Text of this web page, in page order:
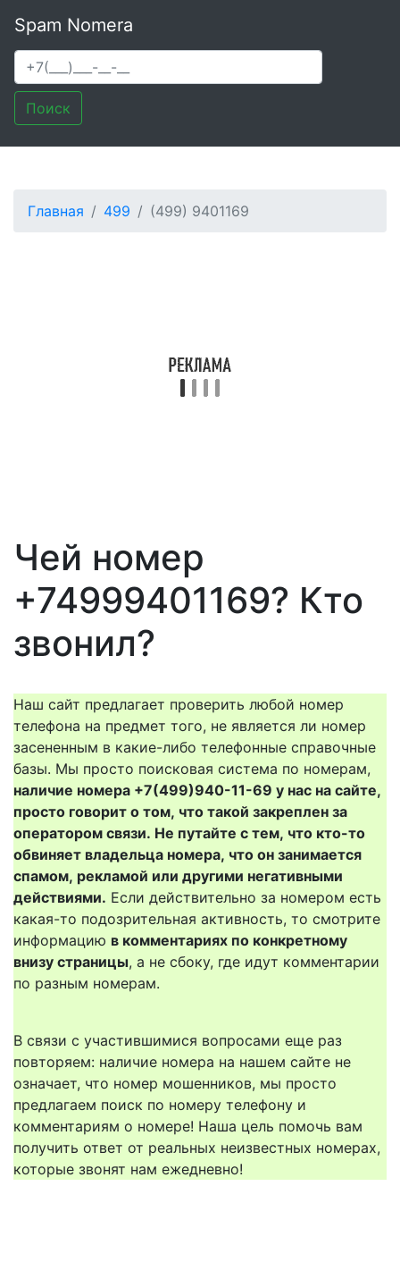
Spam Nomera
Поиск
Главная 499 (499) 9401169
Чей номер
+74999401169? Кто
звонил?
Наш сайт предлагает проверить любой номер
телефона на предмет того, не является ли номер
засененным в какие-либо телефонные справочные
базы. Мы просто поисковая система по номерам,
наличие номера +7(499)940-11-69 у нас на сайте,
просто говорит о том, что такой закреплен за
оператором связи. Не путайте с тем, что кто-то
обвиняет владельца номера, что он занимается
спамом, рекламой или другими негативными
действиями. Если действительно за номером есть
какая-то подозрительная активность, то смотрите
информацию в комментариях по конкретному
внизу страницы, а не сбоку, где идут комментарии
по разным номерам.
В связи с участившимися вопросами еще раз
повторяем: наличие номера на нашем сайте не
означает, что номер мошенников, мы просто
предлагаем поиск по номеру телефону и
комментариям о номере! Наша цель помочь вам
получить ответ от реальных неизвестных номерах,
которые звонят нам ежедневно!